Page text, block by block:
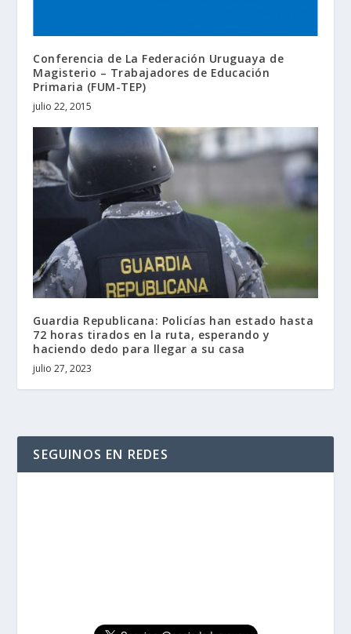
Conferencia de La Federación Uruguaya de
Magisterio – Trabajadores de Educación
Primaria (FUM-TEP)
julio 22, 2015
Guardia Republicana: Policías han estado hasta
72 horas tirados en la ruta, esperando y
haciendo dedo para llegar a su casa
julio 27, 2023
SEGUINOS EN REDES